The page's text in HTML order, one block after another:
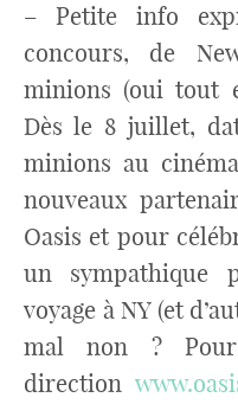
– Petite info
concours, de
minions (oui tout
Dès le 8 juillet,
minions au
nouveaux
Oasis et pour
un sympathique
voyage à NY (et
mal non ?
direction